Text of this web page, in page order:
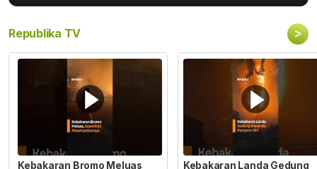
Republika TV >
Kebakaran Bromo Meluas
Kebakaran Landa Gedung